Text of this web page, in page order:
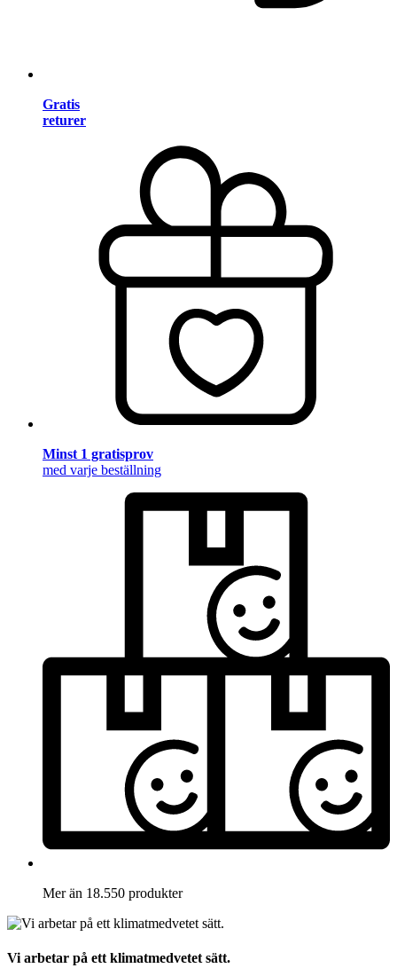
Gratis
returer
Minst 1 gratisprov
med varje beställning
Mer än 18.550 produkter
Vi arbetar på ett klimatmedvetet sätt.